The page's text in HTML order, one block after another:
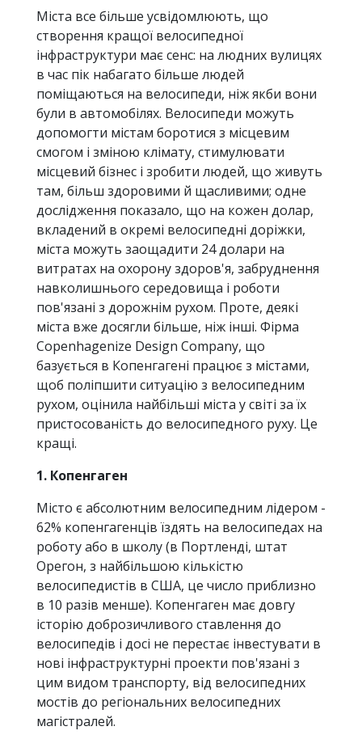
Міста все більше усвідомлюють, що
створення кращої велосипедної
інфраструктури має сенс: на людних вулицях
в час пік набагато більше людей
поміщаються на велосипеди, ніж якби вони
були в автомобілях. Велосипеди можуть
допомогти містам боротися з місцевим
смогом і зміною клімату, стимулювати
місцевий бізнес і зробити людей, що живуть
там, більш здоровими й щасливими; одне
дослідження показало, що на кожен долар,
вкладений в окремі велосипедні доріжки,
міста можуть заощадити 24 долари на
витратах на охорону здоров'я, забруднення
навколишнього середовища і роботи
пов'язані з дорожнім рухом. Проте, деякі
міста вже досягли більше, ніж інші. Фірма
Copenhagenize Design Company, що
базується в Копенгагені працює з містами,
щоб поліпшити ситуацію з велосипедним
рухом, оцінила найбільші міста у світі за їх
пристосованість до велосипедного руху. Це
кращі.
1. Копенгаген
Місто є абсолютним велосипедним лідером -
62% копенгагенців їздять на велосипедах на
роботу або в школу (в Портленді, штат
Орегон, з найбільшою кількістю
велосипедистів в США, це число приблизно
в 10 разів менше). Копенгаген має довгу
історію доброзичливого ставлення до
велосипедів і досі не перестає інвестувати в
нові інфраструктурні проекти пов'язані з
цим видом транспорту, від велосипедних
мостів до регіональних велосипедних
магістралей.